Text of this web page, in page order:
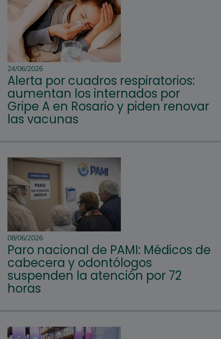
24/06/2026
Alerta por cuadros respiratorios:
aumentan los internados por
Gripe A en Rosario y piden renovar
las vacunas
08/06/2026
Paro nacional de PAMI: Médicos de
cabecera y odontólogos
suspenden la atención por 72
horas